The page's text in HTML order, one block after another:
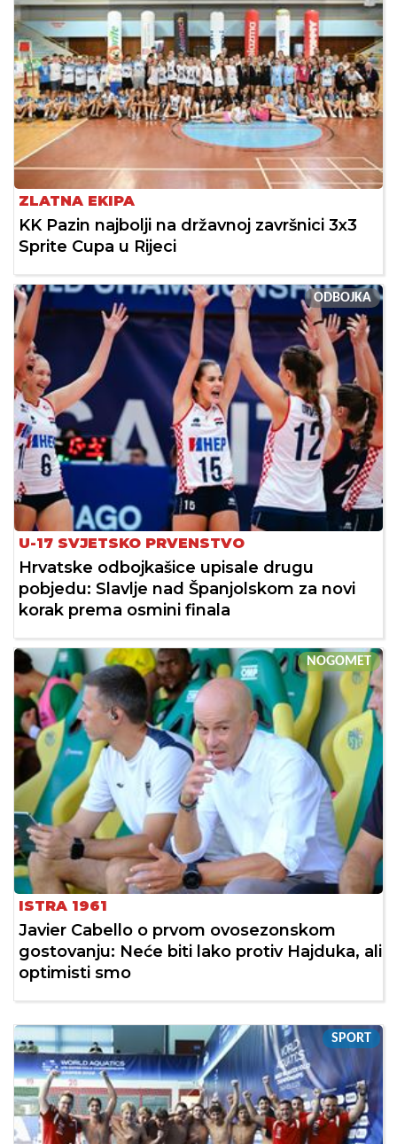
ZLATNA EKIPA
KK Pazin najbolji na državnoj završnici 3x3
Sprite Cupa u Rijeci
ODBOJKA
U-17 SVJETSKO PRVENSTVO
Hrvatske odbojkašice upisale drugu
pobjedu: Slavlje nad Španjolskom za novi
korak prema osmini finala
NOGOMET
ISTRA 1961
Javier Cabello o prvom ovosezonskom
gostovanju: Neće biti lako protiv Hajduka, ali
optimisti smo
SPORT